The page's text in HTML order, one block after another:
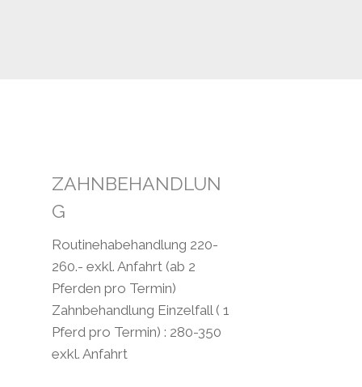
ZAHNBEHANDLUN
G
Routinehabehandlung 220-
260.- exkl. Anfahrt (ab 2
Pferden pro Termin)
Zahnbehandlung Einzelfall ( 1
Pferd pro Termin) : 280-350
exkl. Anfahrt